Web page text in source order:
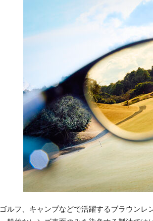
ゴルフ、キャンプなどで活躍するブラウンレ